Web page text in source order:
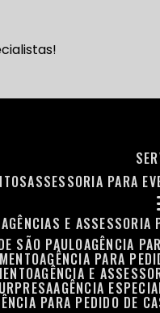
ASSESSORIA PARA
AGÊNCIAS E
SÃO PAULO AGÊNCIA
AGÊNCIA PARA
AGÊNCIA E
AGÊNCIA
PARA PEDIDO DE